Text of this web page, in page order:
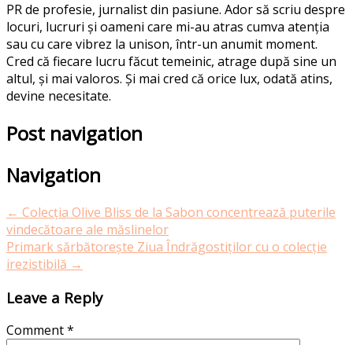
PR de profesie, jurnalist din pasiune. Ador să scriu despre
locuri, lucruri și oameni care mi-au atras cumva atenția
sau cu care vibrez la unison, într-un anumit moment.
Cred că fiecare lucru făcut temeinic, atrage după sine un
altul, și mai valoros. Și mai cred că orice lux, odată atins,
devine necesitate.
Post navigation
Navigation
← Colecția Olive Bliss de la Sabon concentrează puterile
vindecătoare ale măslinelor
Primark sărbătorește Ziua Îndrăgostiților cu o colecție
irezistibilă →
Leave a Reply
Comment*